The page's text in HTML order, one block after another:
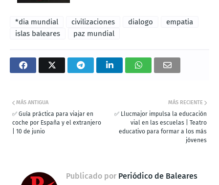
*dia mundial civilizaciones dialogo
empatia
islas baleares
paz mundial
MÁS RECIENTE
✅ Llucmajor impulsa la educación
vial en las escuelas | Teatro
educativo para formar a los más
jóvenes
MÁS ANTIGUA
✅ Guía práctica para viajar en
coche por España y el extranjero
| 10 de junio
Publicado por Periódico de Baleares